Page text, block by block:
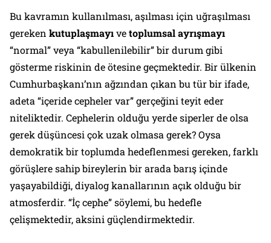
Bu kavramın kullanılması, aşılması için uğraşılması
gereken kutuplaşmayıvetoplumsal ayrışmayı
“normal” veya “kabullenilebilir” bir durum gibi
gösterme riskinin de ötesine geçmektedir. Bir ülkenin
Cumhurbaşkanı’nın ağzından çıkan bu tür bir ifade,
adeta “içeride cepheler var” gerçeğini teyit eder
niteliktedir. Cephelerin olduğu yerde siperler de olsa
gerek düşüncesi çok uzak olmasa gerek? Oysa
demokratik bir toplumda hedeflenmesi gereken, farklı
görüşlere sahip bireylerin bir arada barış içinde
yaşayabildiği, diyalog kanallarının açık olduğu bir
atmosferdir. “İç cephe” söylemi, bu hedefle
çelişmektedir, aksini güçlendirmektedir.